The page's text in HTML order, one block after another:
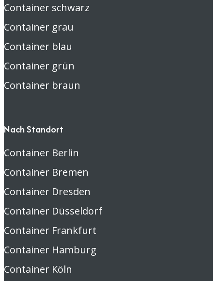
Container schwarz
Container grau
Container blau
Container grün
Container braun
Nach Standort
Container Berlin
Container Bremen
Container Dresden
Container Düsseldorf
Container Frankfurt
Container Hamburg
Container Köln